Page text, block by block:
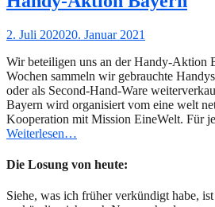
Gepostet
2. Juli 202020. Januar 2021
Wir beteiligen uns an der Handy-Aktion
Wochen sammeln wir gebrauchte
oder als Second-Hand-Ware
Bayern wird organisiert vom eine welt
Kooperation mit Mission EineWelt. Für
Weiterlesen…
Die Losung von heute:
Siehe, was ich früher verkündigt habe,